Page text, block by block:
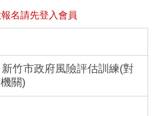
名請先登入會員
新竹市政府風險評估訓練(對
關)